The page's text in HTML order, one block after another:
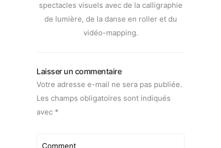
spectacles visuels avec de la calligraphie
de lumière, de la danse en roller et du
vidéo-mapping.
Laisser un commentaire
Votre adresse e-mail ne sera pas publiée.
Les champs obligatoires sont indiqués
avec *